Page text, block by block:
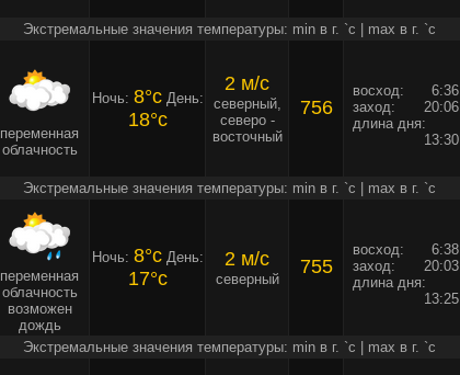
Экстремальные значения температуры: min в г. `c | max в г. `c
переменная
облачность
Ночь: 8°cДень:
18°c
2 м/c
северный,
северо -
восточный
756
восход:
6:36
заход:
20:06
длина дня:
13:30
Экстремальные значения температуры: min в г. `c | max в г. `c
переменная
облачность
возможен
дождь
Ночь: 8°cДень:
17°c
2 м/c
северный
755
восход:
6:38
заход:
20:03
длина дня:
13:25
Экстремальные значения температуры: min в г. `c | max в г. `c